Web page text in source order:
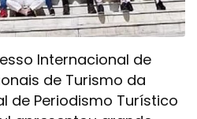
Internacional de
de Turismo da
de Periodismo Turístico